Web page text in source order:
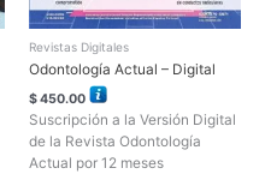
Revistas Digitales
Odontología Actual – Digital
$450.00
Suscripción a la Versión Digital
de la Revista Odontología
Actual por 12 meses